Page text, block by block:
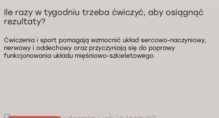
Ile razy w tygodniu trzeba ćwiczyć, aby osiągnąć
rezultaty?
Ćwiczenia i sport pomagają wzmocnić układ sercowo-naczyniowy,
nerwowy i oddechowy oraz przyczyniają się do poprawy
funkcjonowania układu mięśniowo-szkieletowego.